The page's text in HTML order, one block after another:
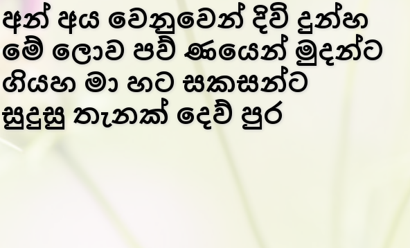
අන් අය වෙනුවෙන් දිවි දුන්හ
මේ ලොව පව් ණයෙන් මුදන්ට
ගියහ මා හට සකසන්ට
සුදුසු තැනක් දෙව් පුර